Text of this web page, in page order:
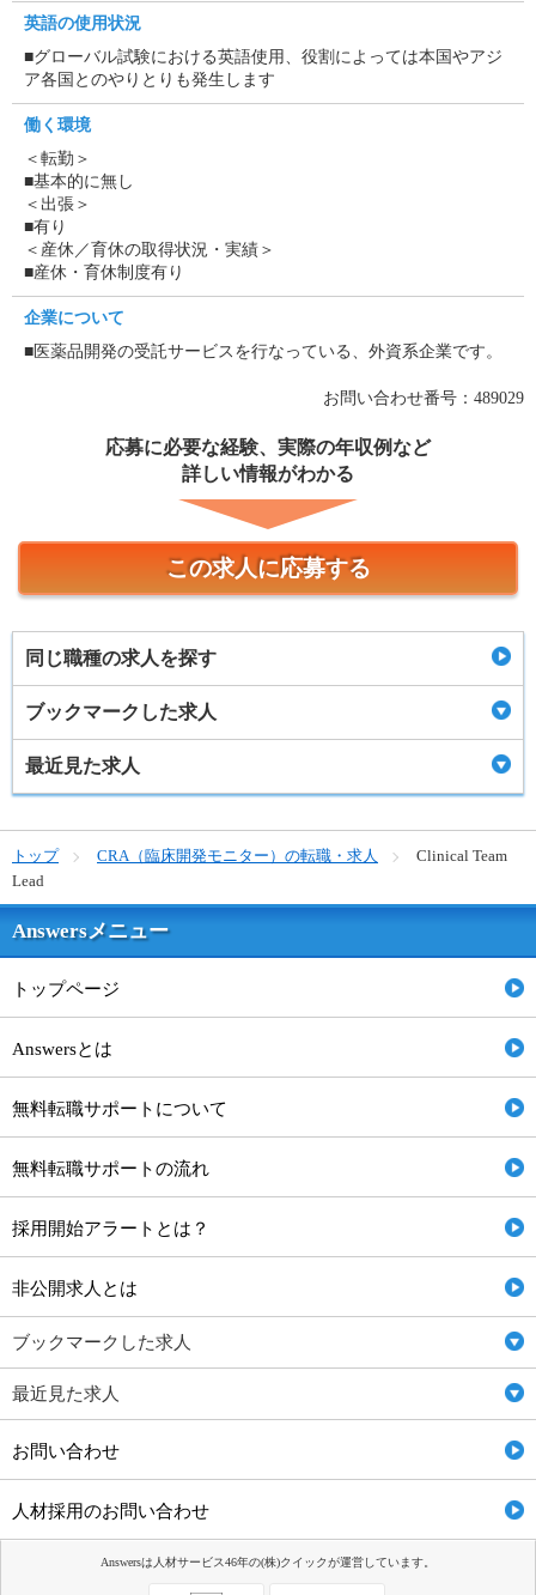
英語の使用状況
■グローバル試験における英語使用、役割によっては本国やアジ
ア各国とのやりとりも発生します
働く環境
＜転勤＞
■基本的に無し
＜出張＞
■有り
＜産休／育休の取得状況・実績＞
■産休・育休制度有り
企業について
■医薬品開発の受託サービスを行なっている、外資系企業です。
お問い合わせ番号：489029
応募に必要な経験、実際の年収例など
詳しい情報がわかる
この求人に応募する
同じ職種の求人を探す
ブックマークした求人
最近見た求人
トップ CRA（臨床開発モニター）の転職・求人
Clinical Team
Lead
Answersメニュー
トップページ
Answersとは
無料転職サポートについて
無料転職サポートの流れ
採用開始アラートとは？
非公開求人とは
ブックマークした求人
最近見た求人
お問い合わせ
人材採用のお問い合わせ
Answersは人材サービス46年の(株)クイックが運営しています。